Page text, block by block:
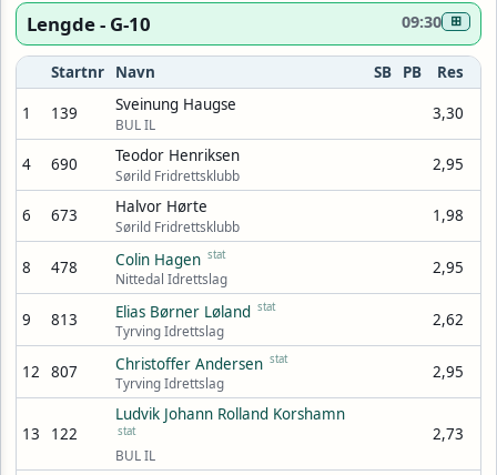
Lengde - G-10 09:30 ⊞
Startnr Navn SB PB Res
1 139 Sveinung Haugse
BUL IL
3,30
4 690 Teodor Henriksen
Sørild Fridrettsklubb
2,95
6 673 Halvor Hørte
Sørild Fridrettsklubb
1,98
8 478 Colin Hagen stat
Nittedal Idrettslag
2,95
9 813 Elias Børner Løland stat
Tyrving Idrettslag
2,62
12 807 Christoffer Andersen stat
Tyrving Idrettslag
2,95
13 122
Ludvik Johann Rolland Korshamn
stat
BUL IL
2,73